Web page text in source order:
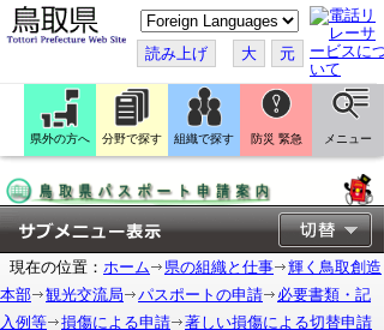
こ
の
ペ
ー
ジ
翻
訳
す
読み上げ 大 元
県外の方へ 分野で探す 組織で探す 防災 緊急 メニュー
現在の位置： ホーム 県の組織と仕事
輝く鳥取創造
本部
観光交流局 パスポートの申請
必要書類・記
入例等
損傷による申請 著しい損傷による切替申請